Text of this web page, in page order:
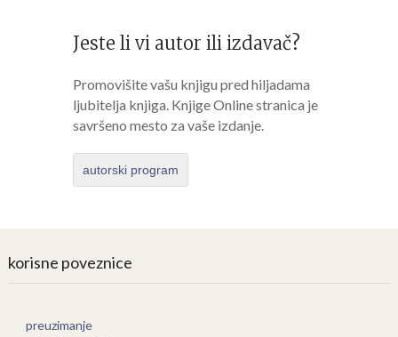
Jeste li vi autor ili izdavač?
Promovišite vašu knjigu pred hiljadama
ljubitelja knjiga. Knjige Online stranica je
savršeno mesto za vaše izdanje.
autorski program
korisne poveznice
preuzimanje